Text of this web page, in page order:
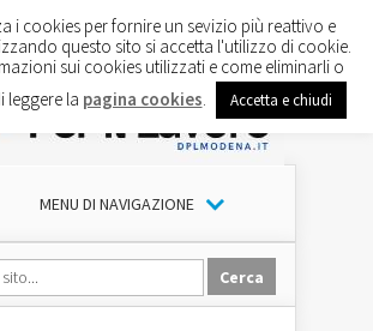
MENU DI NAVIGAZIONE
i cookies per fornire un sevizio più reattivo e
questo sito si accetta l'utilizzo di cookie.
sui cookies utilizzati e come eliminarli o
leggere la pagina cookies Accetta e chiudi